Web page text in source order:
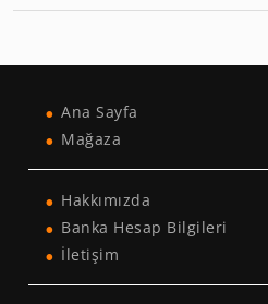
Ana Sayfa
Mağaza
Hakkımızda
Banka Hesap Bilgileri
İletişim